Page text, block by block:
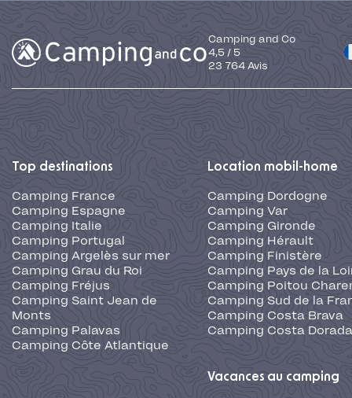
Camping and Co
4,5 / 5
23 764Avis
Top destinations
Camping France
Camping Espagne
Camping Italie
Camping Portugal
Camping Argelès sur mer
Camping Grau du Roi
Camping Fréjus
Camping Saint Jean de
Monts
Camping Palavas
Camping Côte Atlantique
Location mobil-home
Camping Dordogne
Camping Var
Camping Gironde
Camping Hérault
Camping Finistère
Camping Pays de la
Camping Poitou
Camping Sud de la
Camping Costa Brava
Camping Costa Dorada
Vacances au camping